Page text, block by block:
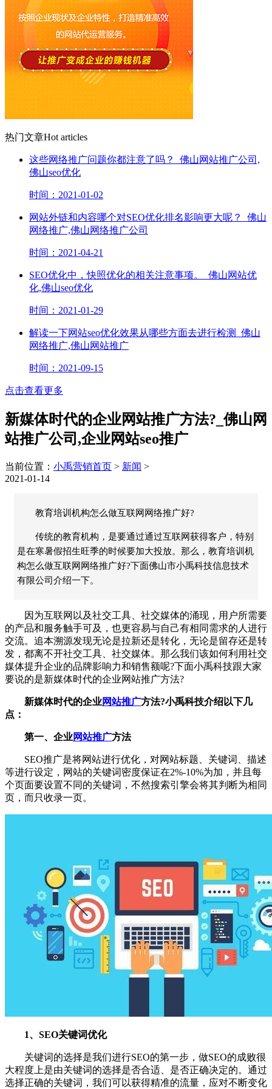
热门文章Hot articles
这些网络推广问题你都注意了吗？_佛山网站推广公司,
佛山seo优化
时间：2021-01-02
网站外链和内容哪个对SEO优化排名影响更大呢？_佛山
网络推广,佛山网络推广公司
时间：2021-04-21
SEO优化中，快照优化的相关注意事项。_佛山网站优
化,佛山seo优化
时间：2021-01-29
解读一下网站seo优化效果从哪些方面去进行检测_佛山
网络推广,佛山网站推广
时间：2021-09-15
点击查看更多
新媒体时代的企业网站推广方法?_佛山网
站推广公司,企业网站seo推广
当前位置： 小禹营销首页 > 新闻 >
2021-01-14
教育培训机构怎么做互联网网络推广好?
传统的教育机构，是要通过通过互联网获得客户，特别
是在寒暑假招生旺季的时候要加大投放。那么，教育培训机
构怎么做互联网网络推广好?下面佛山市小禹科技信息技术
有限公司介绍一下。
因为互联网以及社交工具、社交媒体的涌现，用户所需要
的产品和服务触手可及，也更容易与自己有相同需求的人进行
交流。追本溯源发现无论是拉新还是转化，无论是留存还是转
发，都离不开社交工具、社交媒体。那么我们该如何利用社交
媒体提升企业的品牌影响力和销售额呢?下面小禹科技跟大家
要说的是新媒体时代的企业网站推广方法?
新媒体时代的企业网站推广方法?小禹科技介绍以下几
点：
第一、企业网站推广方法
SEO推广是将网站进行优化，对网站标题、关键词、描述
等进行设定，网站的关键词密度保证在2%-10%为加，并且每
个页面要设置不同的关键词，不然搜索引擎会将其判断为相同
页，而只收录一页。
1、SEO关键词优化
关键词的选择是我们进行SEO的第一步，做SEO的成败很
大程度上是由关键词的选择是否合适、是否正确决定的。通过
选择正确的关键词，我们可以获得精准的流量，应对不断变化